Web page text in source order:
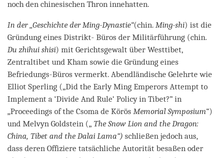
noch den chinesischen Thron innehatten.
In der „Geschichte der Ming-Dynastie“(chin. Ming-shi) ist die
Gründung eines Distrikt- Büros der Militärführung (chin.
Du zhihui shisi) mit Gerichtsgewalt über Westtibet,
Zentraltibet und Kham sowie die Gründung eines
Befriedungs-Büros vermerkt. Abendländische Gelehrte wie
Elliot Sperling („Did the Early Ming Emperors Attempt to
Implement a ‘Divide And Rule‘ Policy in Tibet?” in
„Proceedings of the Csoma de Körös Memorial Symposium“)
und Melvyn Goldstein („ The Snow Lion and the Dragon:
China, Tibet and the Dalai Lama“) schließen jedoch aus,
dass deren Offiziere tatsächliche Autorität besaßen oder